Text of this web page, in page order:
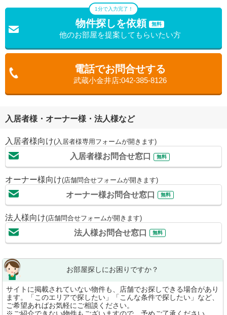
1分で入力完了！
物件探しを依頼 無料
他のお部屋を提案してもらいたい方
電話でお問合せする
武蔵小金井店:042-385-8126
入居者様・オーナー様・法人様など
入居者様向け(入居者様専用フォームが開きます)
入居者様お問合せ窓口 無料
オーナー様向け(店舗問合せフォームが開きます)
オーナー様お問合せ窓口 無料
法人様向け(店舗問合せフォームが開きます)
法人様お問合せ窓口 無料
お部屋探しにお困りですか？
サイトに掲載されていない物件も、店舗でお探しできる場合があり
ます。「このエリアで探したい」「こんな条件で探したい」など、
ご希望あればお気軽にご相談ください。